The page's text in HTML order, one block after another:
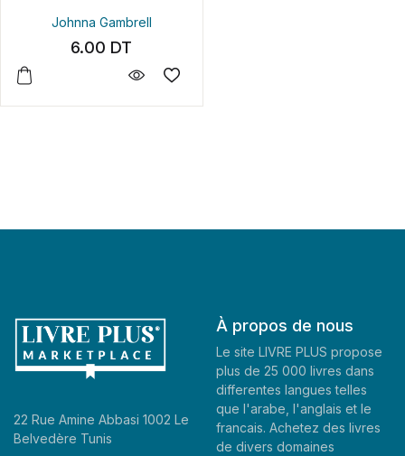
Johnna Gambrell
6.00 DT
22 Rue Amine Abbasi 1002 Le
Belvedère Tunis
À propos de nous
Le site LIVRE PLUS propose
plus de 25 000 livres dans
differentes langues telles
que l'arabe, l'anglais et le
francais. Achetez des livres
de divers domaines